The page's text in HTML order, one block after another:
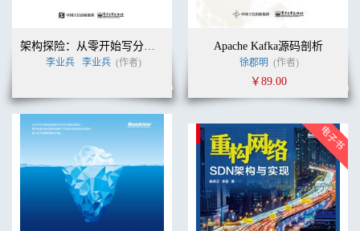
架构探险：从零开始写分布式服务框架
李业兵 李业兵 (作者)
Apache Kafka源码剖析
徐郡明 (作者)
￥89.00